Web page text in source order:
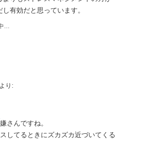
有効だと思っています。
…
より:
さんですね。
してるときにズカズカ近づいてくる